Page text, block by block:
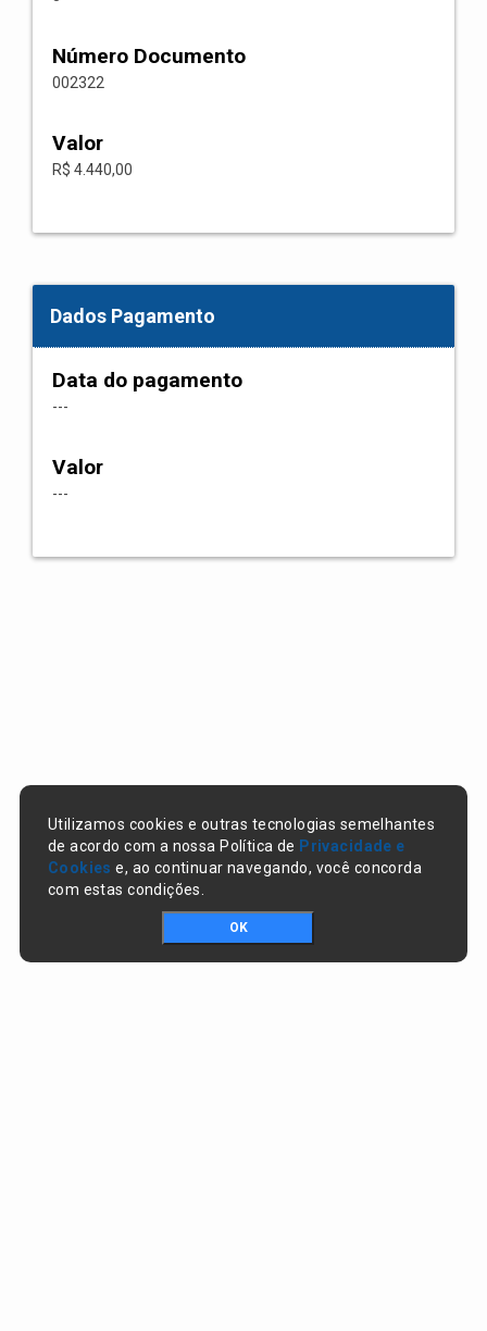
Número Documento
002322
Valor
R$ 4.440,00
Dados Pagamento
Data do pagamento
---
Valor
---
Utilizamos cookies e outras tecnologias semelhantes
de acordo com a nossa Política de Privacidade e
Cookies e, ao continuar navegando, você concorda
com estas condições.
OK